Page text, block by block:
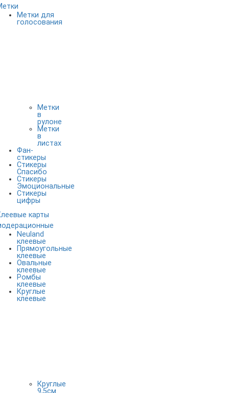
Метки для
голосования
Метки
в
рулоне
Метки
в
листах
Фан-
стикеры
Стикеры
Спасибо
Стикеры
Эмоциональные
Стикеры
цифры
карты
Neuland
клеевые
Прямоугольные
клеевые
Овальные
клеевые
Ромбы
клеевые
Круглые
клеевые
Круглые
9,5см